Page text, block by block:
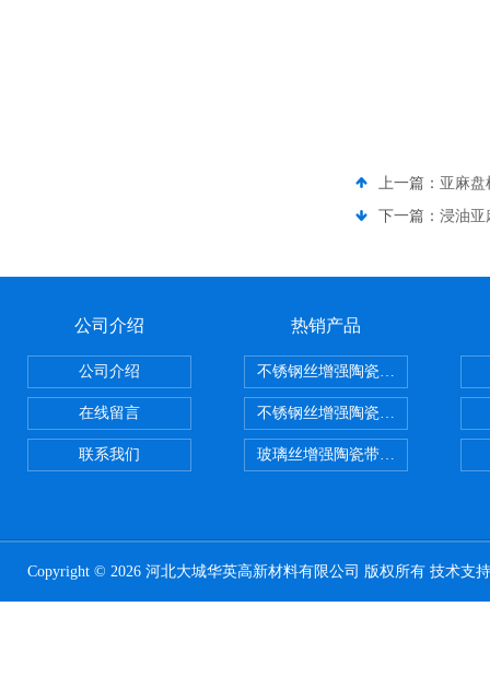
上一篇： 亚麻盘
下一篇： 浸油亚
公司介绍
公司介绍
在线留言
联系我们
热销产品
不锈钢丝增强陶瓷纤维布，陶瓷布
不锈钢丝增强陶瓷纤维布应用范围
玻璃丝增强陶瓷带，硅酸铝纤维
Copyright © 2026 河北大城华英高新材料有限公司 版权所有 技术支